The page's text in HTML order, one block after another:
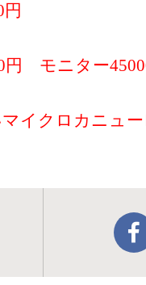
円 モニター
イクロカニュー